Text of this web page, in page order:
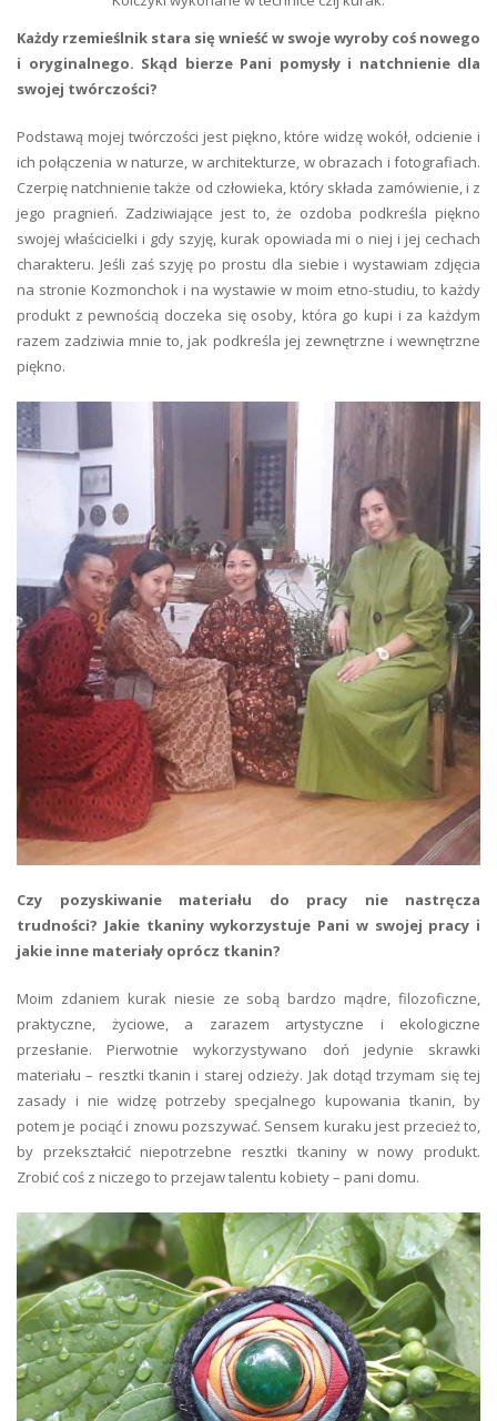
Każdy rzemieślnik stara się wnieść w swoje wyroby coś nowego
i oryginalnego. Skąd bierze Pani pomysły i natchnienie dla
swojej twórczości?
Podstawą mojej twórczości jest piękno, które widzę wokół, odcienie i
ich połączenia w naturze, w architekturze, w obrazach i fotografiach.
Czerpię natchnienie także od człowieka, który składa zamówienie, i z
jego pragnień. Zadziwiające jest to, że ozdoba podkreśla piękno
swojej właścicielki i gdy szyję, kurak opowiada mi o niej i jej cechach
charakteru. Jeśli zaś szyję po prostu dla siebie i wystawiam zdjęcia
na stronie Kozmonchok i na wystawie w moim etno-studiu, to każdy
produkt z pewnością doczeka się osoby, która go kupi i za każdym
razem zadziwia mnie to, jak podkreśla jej zewnętrzne i wewnętrzne
piękno.
Czy pozyskiwanie materiału do pracy nie nastręcza
trudności? Jakie tkaniny wykorzystuje Pani w swojej pracy i
jakie inne materiały oprócz tkanin?
Moim zdaniem kurak niesie ze sobą bardzo mądre, filozoficzne,
praktyczne, życiowe, a zarazem artystyczne i ekologiczne
przesłanie. Pierwotnie wykorzystywano doń jedynie skrawki
materiału – resztki tkanin i starej odzieży. Jak dotąd trzymam się tej
zasady i nie widzę potrzeby specjalnego kupowania tkanin, by
potem je pociąć i znowu pozszywać. Sensem kuraku jest przecież to,
by przekształcić niepotrzebne resztki tkaniny w nowy produkt.
Zrobić coś z niczego to przejaw talentu kobiety – pani domu.